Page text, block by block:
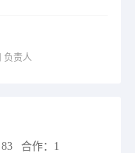
负责人
83 合作： 1